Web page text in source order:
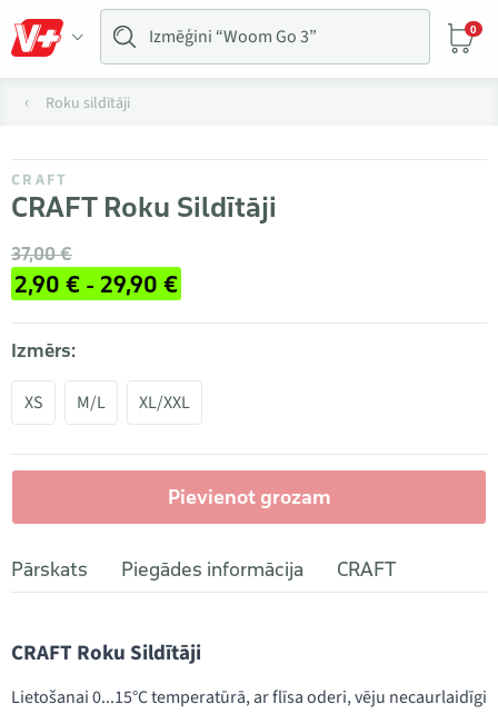
0
Roku sildītāji
CRAFT
CRAFT Roku Sildītāji
37,00 €
2,90 € - 29,90 €
Izmērs:
XS M/L XL/XXL
Pievienot grozam
Pārskats Piegādes informācija CRAFT
CRAFT Roku Sildītāji
Lietošanai 0...15°C temperatūrā, ar flīsa oderi, vēju necaurlaidīgi